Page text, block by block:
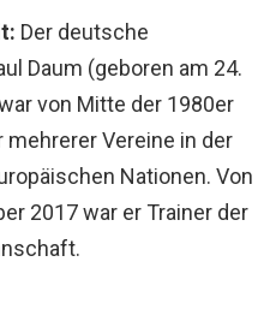
Der deutsche
Daum (geboren am 24.
von Mitte der 1980er
Vereine in der
Nationen. Von
2017 war er Trainer der